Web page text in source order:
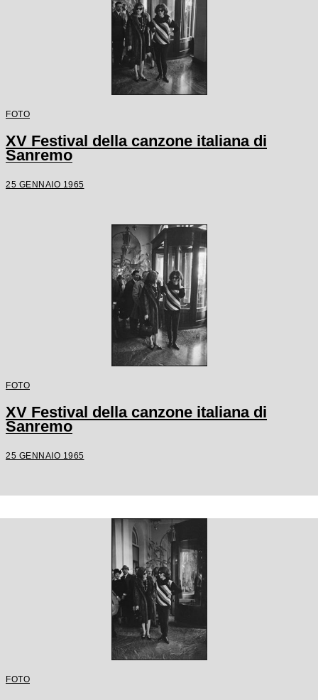
FOTO
XV Festival della canzone italiana di
Sanremo
25 GENNAIO 1965
FOTO
XV Festival della canzone italiana di
Sanremo
25 GENNAIO 1965
FOTO